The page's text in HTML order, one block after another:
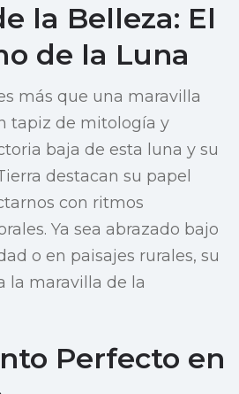
la Belleza: El
de la Luna
más que una maravilla
tapiz de mitología y
baja de esta luna y su
destacan su papel
con ritmos
Ya sea abrazado bajo
o en paisajes rurales, su
la maravilla de la
Perfecto en